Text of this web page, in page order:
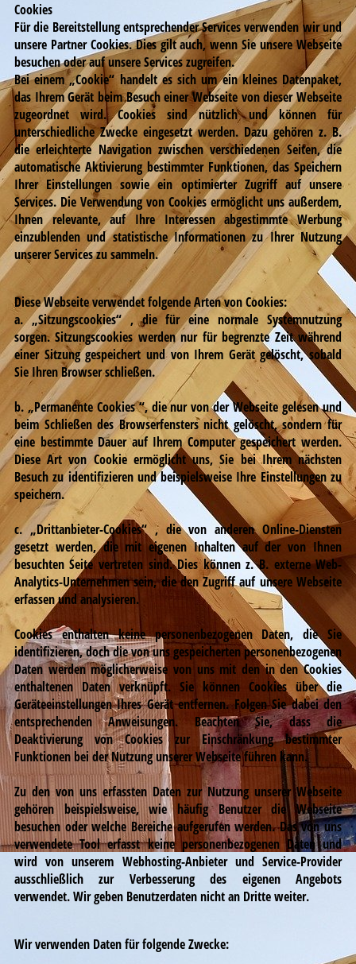
Cookies
Für die Bereitstellung entsprechender Services verwenden wir und
unsere Partner Cookies. Dies gilt auch, wenn Sie unsere Webseite
besuchen oder auf unsere Services zugreifen.
Bei einem „Cookie“ handelt es sich um ein kleines Datenpaket,
das Ihrem Gerät beim Besuch einer Webseite von dieser Webseite
zugeordnet wird. Cookies sind nützlich und können für
unterschiedliche Zwecke eingesetzt werden. Dazu gehören z. B.
die erleichterte Navigation zwischen verschiedenen Seiten, die
automatische Aktivierung bestimmter Funktionen, das Speichern
Ihrer Einstellungen sowie ein optimierter Zugriff auf unsere
Services. Die Verwendung von Cookies ermöglicht uns außerdem,
Ihnen relevante, auf Ihre Interessen abgestimmte Werbung
einzublenden und statistische Informationen zu Ihrer Nutzung
unserer Services zu sammeln.
Diese Webseite verwendet folgende Arten von Cookies:
a. „Sitzungscookies“ , die für eine normale Systemnutzung
sorgen. Sitzungscookies werden nur für begrenzte Zeit während
einer Sitzung gespeichert und von Ihrem Gerät gelöscht, sobald
Sie Ihren Browser schließen.
b. „Permanente Cookies “, die nur von der Webseite gelesen und
beim Schließen des Browserfensters nicht gelöscht, sondern für
eine bestimmte Dauer auf Ihrem Computer gespeichert werden.
Diese Art von Cookie ermöglicht uns, Sie bei Ihrem nächsten
Besuch zu identifizieren und beispielsweise Ihre Einstellungen zu
speichern.
c. „Drittanbieter-Cookies“ , die von anderen Online-Diensten
gesetzt werden, die mit eigenen Inhalten auf der von Ihnen
besuchten Seite vertreten sind. Dies können z. B. externe Web-
Analytics-Unternehmen sein, die den Zugriff auf unsere Webseite
erfassen und analysieren.
Cookies enthalten keine personenbezogenen Daten, die Sie
identifizieren, doch die von uns gespeicherten personenbezogenen
Daten werden möglicherweise von uns mit den in den Cookies
enthaltenen Daten verknüpft. Sie können Cookies über die
Geräteeinstellungen Ihres Gerät entfernen. Folgen Sie dabei den
entsprechenden Anweisungen. Beachten Sie, dass die
Deaktivierung von Cookies zur Einschränkung bestimmter
Funktionen bei der Nutzung unserer Webseite führen kann.
Zu den von uns erfassten Daten zur Nutzung unserer Webseite
gehören beispielsweise, wie häufig Benutzer die Webseite
besuchen oder welche Bereiche aufgerufen werden. Das von uns
verwendete Tool erfasst keine personenbezogenen Daten und
wird von unserem Webhosting-Anbieter und Service-Provider
ausschließlich zur Verbesserung des eigenen Angebots
verwendet.Wir geben Benutzerdaten nicht an Dritte weiter.
Wir verwenden Daten für folgende Zwecke: